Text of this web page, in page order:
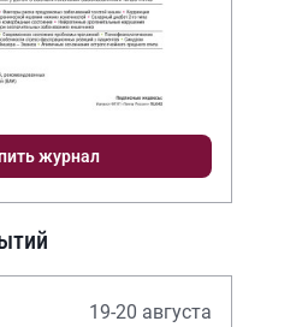
журнал
19-20 августа